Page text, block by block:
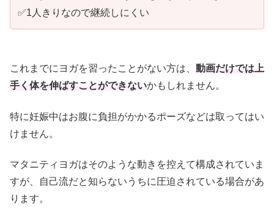
✅1人きりなので継続しにくい
これまでにヨガを習ったことがない方は、 動画だけでは上
手く体を伸ばすことができないかもしれません。
特に妊娠中はお腹に負担がかかるポーズなどは取ってはい
けません。
マタニティヨガはそのような動きを控えて構成されていま
すが、自己流だと知らないうちに圧迫されている場合があ
ります。